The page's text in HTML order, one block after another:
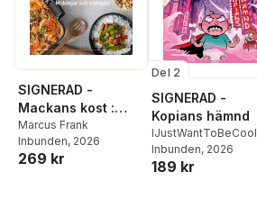
SIGNERAD -
Mackans kost :
Middagar och
matlådor
Marcus Frank
Inbunden, 2026
269 kr
Del 2
SIGNERAD -
Kopians hämnd
IJustWantToBeCool
Joel Adolphson
Ejdemo Beer
Inbunden, 2026
189 kr